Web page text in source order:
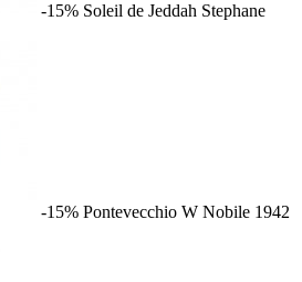
-15% Soleil de Jeddah Stephane
-15% Pontevecchio W Nobile 1942